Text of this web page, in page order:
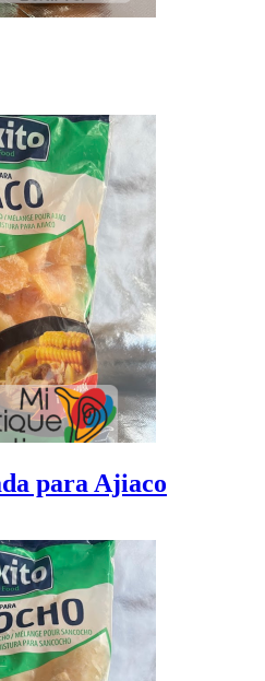
para Ajiaco